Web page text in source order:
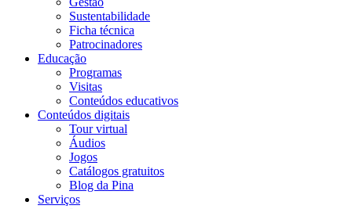
Sustentabilidade
Ficha técnica
Patrocinadores
Educação
Programas
Visitas
Conteúdos educativos​
Conteúdos digitais
Tour virtual
Áudios
Jogos
Catálogos gratuitos
Blog da Pina
Serviços